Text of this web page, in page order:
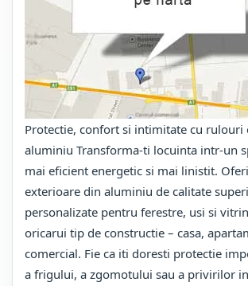
Protectie, confort si intimitate cu rulouri
aluminiu Transforma-ti locuinta intr-un
mai eficient energetic si mai linistit.
exterioare din aluminiu de calitate
personalizate pentru ferestre, usi si
oricarui tip de constructie – casa,
comercial. Fie ca iti doresti protectie
a frigului, a zgomotului sau a privirilor